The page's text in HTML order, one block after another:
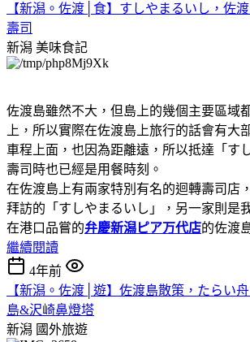
【新潟。佐渡│食】すしやまるいし，佐
壽司
新潟 美味食記
佐渡島雖然不大，但島上的幾個主要區域
上，所以實際在佐渡島上旅行的話會有大
車程上面，也因為距離遠，所以抵達「す
壽司時也已經是用餐時刻。
在佐渡島上有兩家特別有名的迴轉壽司店
拜訪的「すしやまるいし」，另一家則是
在港口品嘗的弁慶新潟ピア万代店的佐渡
繼續閱讀
4年前
【新潟。佐渡│遊】佐渡島散策，たらい
島&沢崎鼻燈塔
新潟 國外旅遊